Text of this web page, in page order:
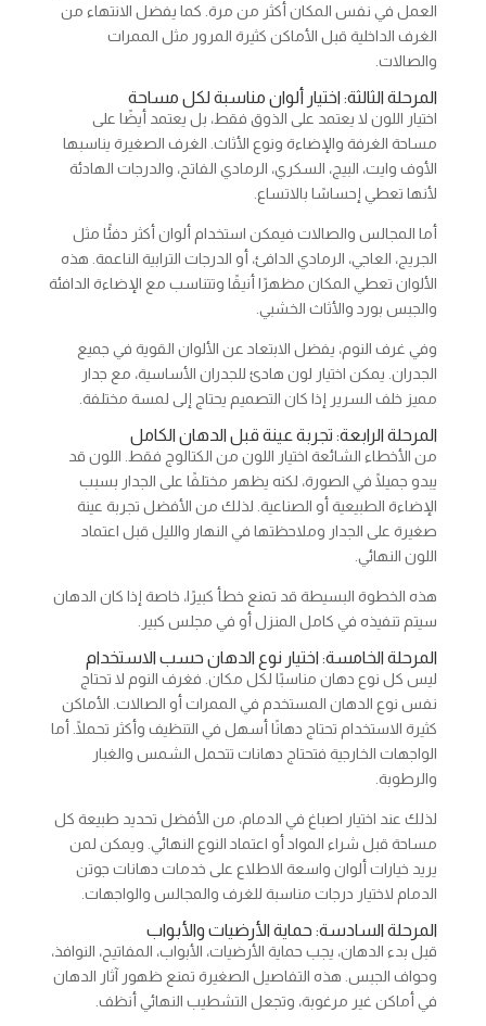
العمل في نفس المكان أكثر من مرة. كما يفضل الانتهاء من
الغرف الداخلية قبل الأماكن كثيرة المرور مثل الممرات
والصالات.
المرحلة الثالثة: اختيار ألوان مناسبة لكل مساحة
اختيار اللون لا يعتمد على الذوق فقط، بل يعتمد أيضًا على
مساحة الغرفة والإضاءة ونوع الأثاث. الغرف الصغيرة يناسبها
الأوف وايت، البيج، السكري، الرمادي الفاتح، والدرجات الهادئة
لأنها تعطي إحساسًا بالاتساع.
أما المجالس والصالات فيمكن استخدام ألوان أكثر دفئًا مثل
الجريج، العاجي، الرمادي الدافئ، أو الدرجات الترابية الناعمة. هذه
الألوان تعطي المكان مظهرًا أنيقًا وتتناسب مع الإضاءة الدافئة
والجبس بورد والأثاث الخشبي.
وفي غرف النوم، يفضل الابتعاد عن الألوان القوية في جميع
الجدران. يمكن اختيار لون هادئ للجدران الأساسية، مع جدار
مميز خلف السرير إذا كان التصميم يحتاج إلى لمسة مختلفة.
المرحلة الرابعة: تجربة عينة قبل الدهان الكامل
من الأخطاء الشائعة اختيار اللون من الكتالوج فقط. اللون قد
يبدو جميلًا في الصورة، لكنه يظهر مختلفًا على الجدار بسبب
الإضاءة الطبيعية أو الصناعية. لذلك من الأفضل تجربة عينة
صغيرة على الجدار وملاحظتها في النهار والليل قبل اعتماد
اللون النهائي.
هذه الخطوة البسيطة قد تمنع خطأ كبيرًا، خاصة إذا كان الدهان
سيتم تنفيذه في كامل المنزل أو في مجلس كبير.
المرحلة الخامسة: اختيار نوع الدهان حسب الاستخدام
ليس كل نوع دهان مناسبًا لكل مكان. فغرف النوم لا تحتاج
نفس نوع الدهان المستخدم في الممرات أو الصالات. الأماكن
كثيرة الاستخدام تحتاج دهانًا أسهل في التنظيف وأكثر تحملًا. أما
الواجهات الخارجية فتحتاج دهانات تتحمل الشمس والغبار
والرطوبة.
لذلك عند اختيار اصباغ في الدمام، من الأفضل تحديد طبيعة كل
مساحة قبل شراء المواد أو اعتماد النوع النهائي. ويمكن لمن
يريد خيارات ألوان واسعة الاطلاع على خدمات دهانات جوتن
الدمام لاختيار درجات مناسبة للغرف والمجالس والواجهات.
المرحلة السادسة: حماية الأرضيات والأبواب
قبل بدء الدهان، يجب حماية الأرضيات، الأبواب، المفاتيح، النوافذ،
وحواف الجبس. هذه التفاصيل الصغيرة تمنع ظهور آثار الدهان
في أماكن غير مرغوبة، وتجعل التشطيب النهائي أنظف.